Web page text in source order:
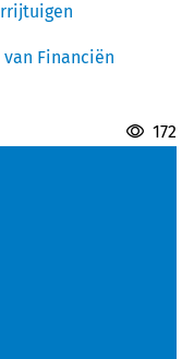
Financiën
172